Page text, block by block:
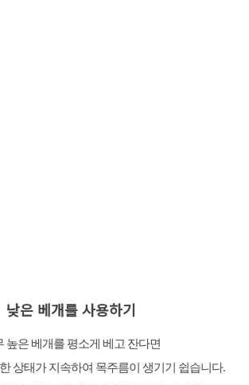
낮은 베개를 사용하기
높은 베개를 평소게 베고 잔다면
상태가 지속하여 목주름이 생기기 쉽습니다.